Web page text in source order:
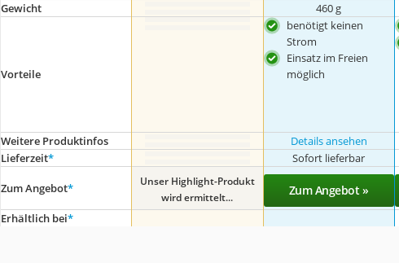
Gewicht
460 g
Vorteile
benötigt keinen
Strom
Einsatz im Freien
möglich
Weitere Produktinfos
Details ansehen
Lieferzeit* Sofort lieferbar
Zum Angebot*
Unser Highlight-Produkt
wird ermittelt...
Zum Angebot »
Erhältlich bei*